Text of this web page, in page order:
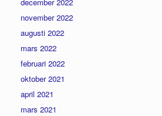
december 2022
november 2022
augusti 2022
mars 2022
februari 2022
oktober 2021
april 2021
mars 2021